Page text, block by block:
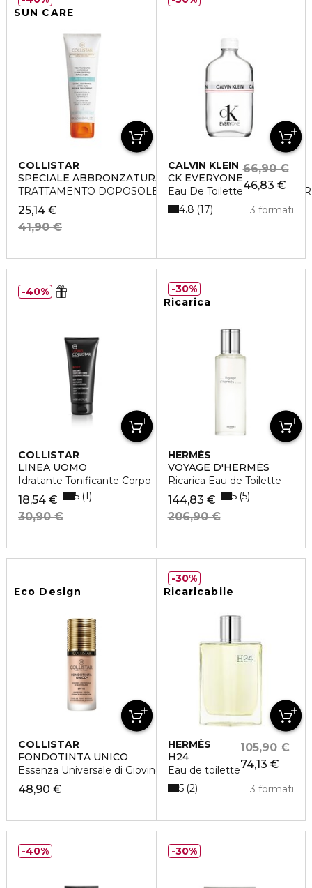
SUN CARE
COLLISTAR
SPECIALE ABBRONZATURA PERFETTA
TRATTAMENTO DOPOSOLE SUPERLENITIVO
25,14 €
41,90 €
CALVIN KLEIN
CK EVERYONE
Eau De Toilette46,83 €
66,90 €
3 formati
4.8 17
COLLISTAR
LINEA UOMO
Idratante Tonificante Corpo
18,54 €
30,90 €
5 1
40%
Ricarica
HERMÈS
VOYAGE D'HERMÈS
Ricarica Eau de Toilette
144,83 €
206,90 €
5 5
30%
Eco Design
COLLISTAR
FONDOTINTA UNICO
Essenza Universale di Giovinezza SPF 15
48,90 €
Ricaricabile
HERMÈS
H24
Eau de toilette74,13 €
105,90 €
3 formati
5 2
30%
40% 30%